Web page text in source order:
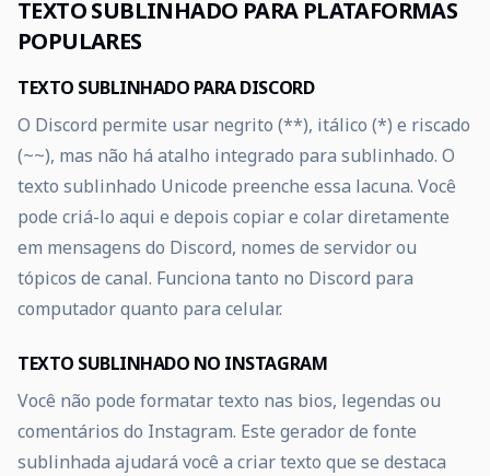
TEXTO SUBLINHADO PARA PLATAFORMAS
POPULARES
TEXTO SUBLINHADO PARA DISCORD
O Discord permite usar negrito (**), itálico (*) e riscado
(~~), mas não há atalho integrado para sublinhado. O
texto sublinhado Unicode preenche essa lacuna. Você
pode criá-lo aqui e depois copiar e colar diretamente
em mensagens do Discord, nomes de servidor ou
tópicos de canal. Funciona tanto no Discord para
computador quanto para celular.
TEXTO SUBLINHADO NO INSTAGRAM
Você não pode formatar texto nas bios, legendas ou
comentários do Instagram. Este gerador de fonte
sublinhada ajudará você a criar texto que se destaca